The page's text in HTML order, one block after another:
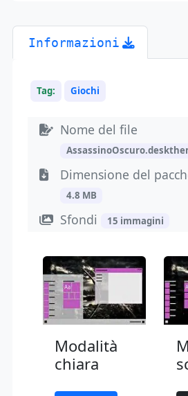
Informazioni
Tag: Giochi
Nome del file
Dimensione del
4.8 MB
Sfondi 15 immagini
Modalità
chiara